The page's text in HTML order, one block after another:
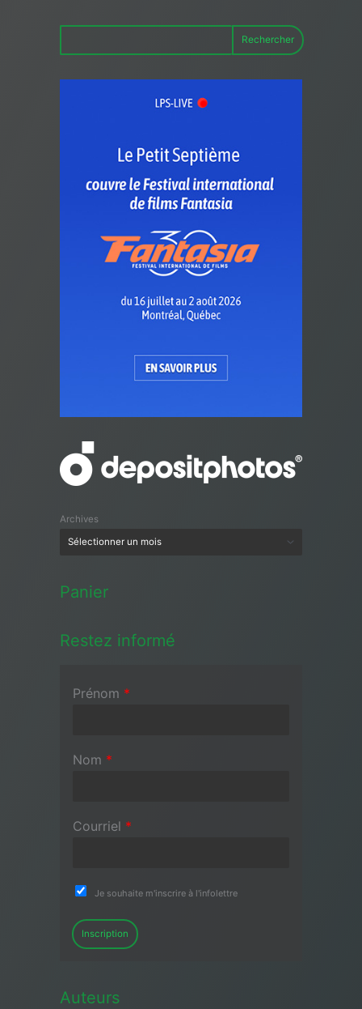
Rechercher
Archives
Panier
Restez informé
Prénom *
Nom *
Courriel *
Je souhaite m'inscrire à l'infolettre
Inscription
Auteurs